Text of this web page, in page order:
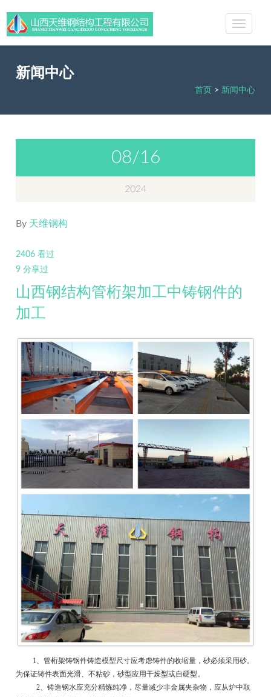
新闻中心
首页 > 新闻中心
08/16
2024
By 天维钢构
2406 看过
9 分享过
山西钢结构管桁架加工中铸钢件的
加工
1、管桁架铸钢件铸造模型尺寸应考虑铸件的收缩量，砂必须采用砂。
为保证铸件表面光滑、不粘砂，砂型应用干燥型或自硬型。
2、铸造钢水应充分精炼纯净，尽量减少非金属夹杂物，应从炉中取